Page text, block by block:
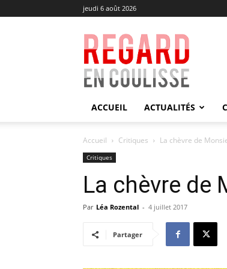
jeudi 6 août 2026
Regard
en
Coulisse
ACCUEIL ACTUALITÉS
Accueil Critiques La chèvre de
Critiques
La chèvre de
Par Léa Rozental - 4 juillet 2017
Partager